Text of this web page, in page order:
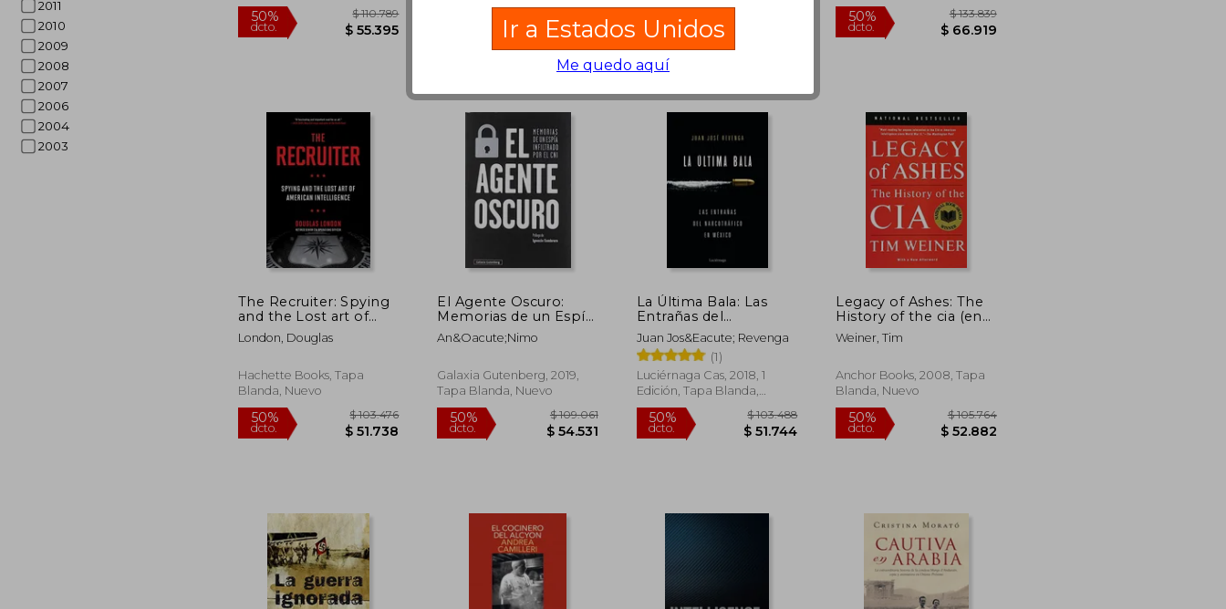
2011
2010
2009
2008
2007
2006
2004
2003
Nuevo
50%
dcto. dcto.
Nuevo
dcto.
$ 115.791 50%
dcto.
The Recruiter: Spying
and the Lost art of
American Intelligence
(en Inglés)
London, Douglas
Hachette Books, Tapa
Blanda, Nuevo
El Agente Oscuro:
Memorias de un Espía
Infiltrado por el cni
(Rústica Ensayo)
An&Oacute;Nimo
Galaxia Gutenberg, 2019,
Tapa Blanda, Nuevo
La Última Bala: Las
Entrañas del
Narcotráfico en
México (Enigmas y
Conspiraciones)
Juan Jos&Eacute; Revenga
(1)
Luciérnaga Cas, 2018, 1
Edición, Tapa Blanda,
Nuevo
Legacy of Ashes: The
History of the cia (en
Inglés)
Weiner, Tim
Anchor Books, 2008, Tapa
Blanda, Nuevo
Ir a Estados Unidos
Me quedo aquí